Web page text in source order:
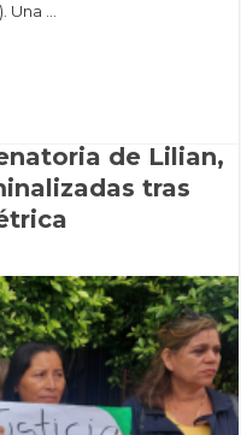
…
de Lilian,
tras